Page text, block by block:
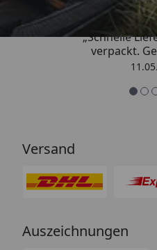
„Schnelle
verpackt.
Versand
Auszeichnungen